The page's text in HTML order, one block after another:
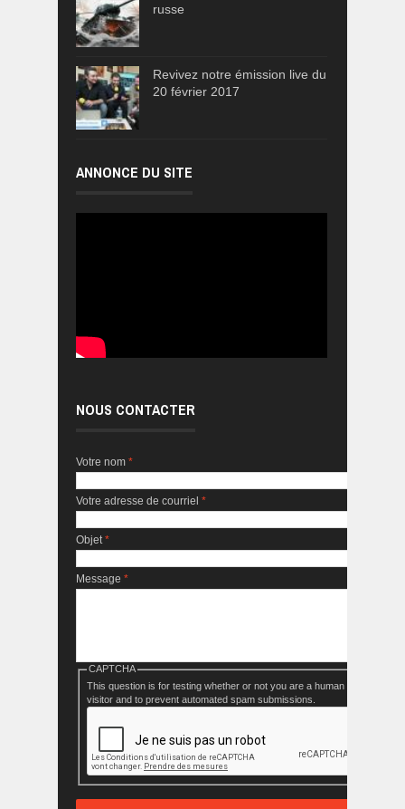
russe
Revivez notre émission live du
20 février 2017
ANNONCE DU SITE
NOUS CONTACTER
Votre nom *
Votre adresse de courriel *
Objet*
Message *
CAPTCHA
This question is for testing whether or not you are a human
visitor and to prevent automated spam submissions.